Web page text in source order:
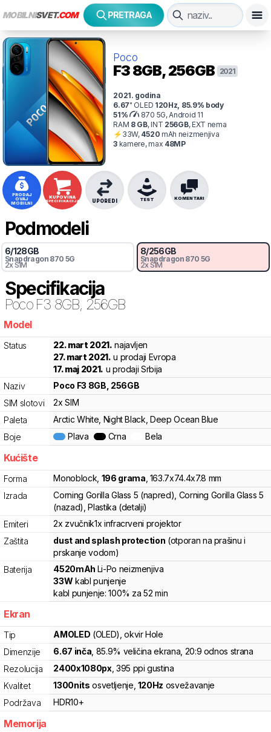
MOBILNISVET.COM PRETRAGA
Poco
F38GB, 256GB 2021
2021. godina
6.67" OLED 120Hz 85.9% body
51%
870 5G, Android 11
RAM 8GB,INT 256GB,EXT nema
⚡ 33W, 4520 mAh neizmenjiva
3 kamere, max 48MP
PRODAJ
OVAJ
MOBILNI
KUPOVINA
SPECIFIKACIJA TEST KOMENTARI
UPOREDI
Podmodeli
6/128GB
Snapdragon 870 5G
2x SIM
8/256GB
Snapdragon 870 5G
2x SIM
Specifikacija
Poco F3 8GB, 256GB
Model
Status 22. mart 2021. najavljen
27. mart 2021. u prodaji Evropa
17. maj 2021. u prodaji Srbija
Naziv
Poco F3 8GB, 256GB
SIM slotovi
2x SIM
Paleta
Arctic White, Night Black, Deep Ocean Blue
Boje
Plava Crna Bela
Kućište
Forma Monoblock 196 grama 163.7x74.4x7.8 mm
Izrada
Corning Gorilla Glass 5 (napred), Corning Gorilla Glass 5
(nazad), Plastika (detalji)
Emiteri
2x zvučnik1x infracrveni projektor
Zaštita
dust and splash protection (otporan na prašinu i
prskanje vodom)
Baterija
4520mAh Li-Po neizmenjiva
33W kabl punjenje
kabl punjenje:100% za 52 min
Ekran
Tip AMOLED (OLED) , okvir Hole
Dimenzije
6.67 inča , 85.9% veličina ekrana , 20:9 odnos strana
Rezolucija
2400x1080px, 395 ppi gustina
Kvalitet
1300nits osvetljenje 120Hz osvežavanje
Podržava
HDR10+
Memorija